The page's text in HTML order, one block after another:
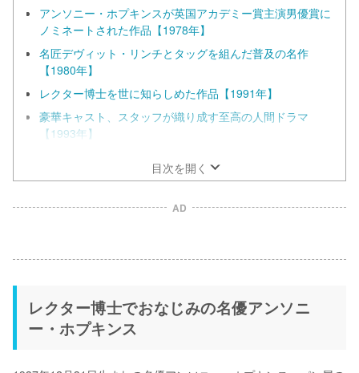
アンソニー・ホプキンスが英国アカデミー賞主演男優賞に
ノミネートされた作品【1978年】
名匠デヴィット・リンチとタッグを組んだ普及の名作
【1980年】
レクター博士を世に知らしめた作品【1991年】
豪華キャスト、スタッフが織り成す至高の人間ドラマ
【1993年】
目次を開く
AD
レクター博士でおなじみの名優アンソニ
ー・ホプキンス